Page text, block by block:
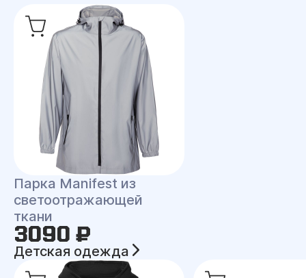
Парка Manifest из
светоотражающей
ткани
3090 ₽
Детская одежда